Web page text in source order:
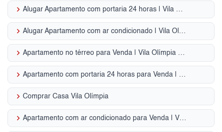
keyboard_arrow_right Alugar Apartamento com portaria 24 horas | Vila Olímpia (Zona Sul)
keyboard_arrow_right Alugar Apartamento com ar condicionado | Vila Olímpia (Zona Sul)
keyboard_arrow_right Apartamento no térreo para Venda | Vila Olímpia (Zona Sul)
keyboard_arrow_right Apartamento com portaria 24 horas para Venda | Vila Olímpia (Zona Sul)
keyboard_arrow_right Comprar Casa Vila Olímpia
keyboard_arrow_right Apartamento com ar condicionado para Venda | Vila Olímpia (Zona Sul)